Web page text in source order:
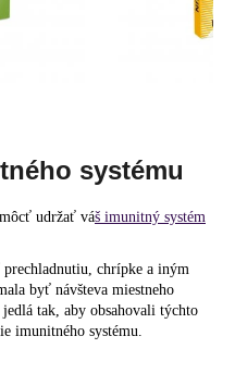
systému
udržať váš imunitný systém
prechladnutiu, chrípke a iným
byť návšteva miestneho
tak, aby obsahovali týchto
imunitného systému.